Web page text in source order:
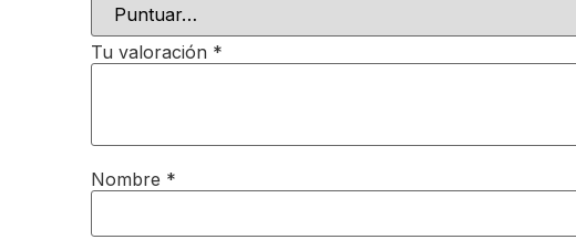
Tu valoración *
Nombre *